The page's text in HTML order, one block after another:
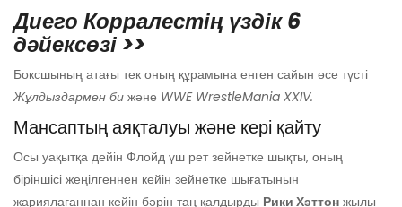
Диего Корралестің үздік 6
дәйексөзі >>
Боксшының атағы тек оның құрамына енген сайын өсе түсті
Жұлдыздармен би және WWE WrestleMania XXIV.
Мансаптың аяқталуы және кері қайту
Осы уақытқа дейін Флойд үш рет зейнетке шықты, оның
біріншісі жеңілгеннен кейін зейнетке шығатынын
жариялағаннан кейін бәрін таң қалдырды Рики Хэттон жылы